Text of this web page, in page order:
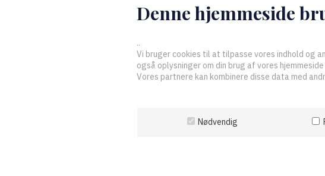
Denne hjemmeside
..
Vi bruger cookies til at tilpasse vores indhold og
også oplysninger om din brug af vores
Vores partnere kan kombinere disse data med
Nødvendig